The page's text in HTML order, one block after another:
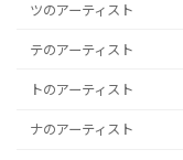
ツのアーティスト
テのアーティスト
トのアーティスト
ナのアーティスト